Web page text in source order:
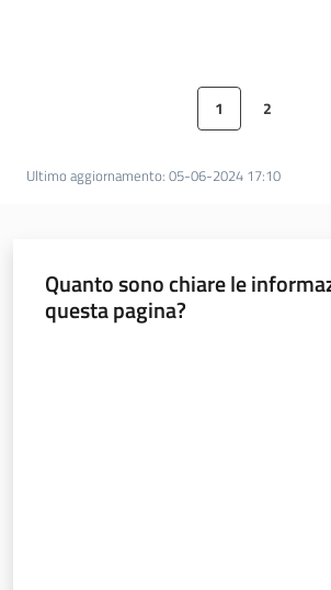
Norme
Seguici
Pagina precedente
Pagina
1 Pagina
2
Ultimo aggiornamento: 05-06-2024 17:10
Quanto sono chiare le
questa pagina?